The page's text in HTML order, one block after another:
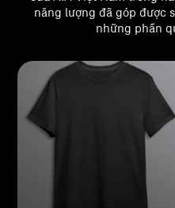
năng lượng đã góp được
những phần